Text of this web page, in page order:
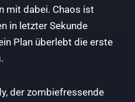
mit dabei. Chaos ist
in letzter Sekunde
Plan überlebt die erste
der zombiefressende